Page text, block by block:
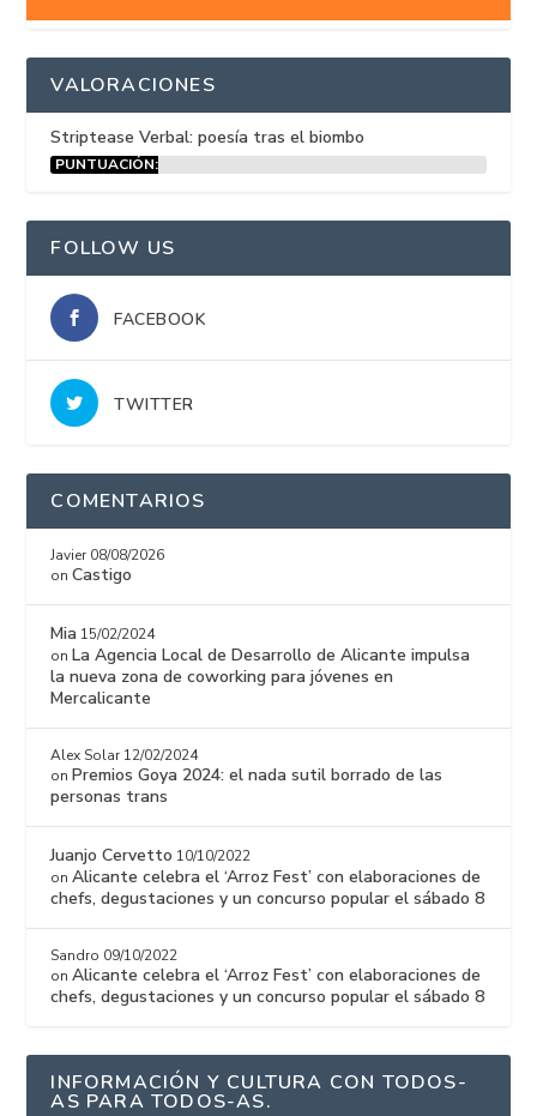
VALORACIONES
Striptease Verbal: poesía tras el biombo
PUNTUACIÓN:
FOLLOW US
FACEBOOK
TWITTER
COMENTARIOS
Javier 08/08/2026
onCastigo
Mia 15/02/2024
on La Agencia Local de Desarrollo de Alicante impulsa
la nueva zona de coworking para jóvenes en
Mercalicante
Alex Solar 12/02/2024
on Premios Goya 2024: el nada sutil borrado de las
personas trans
Juanjo Cervetto 10/10/2022
onAlicante celebra el ‘Arroz Fest’ con elaboraciones de
chefs, degustaciones y un concurso popular el sábado 8
Sandro 09/10/2022
onAlicante celebra el ‘Arroz Fest’ con elaboraciones de
chefs, degustaciones y un concurso popular el sábado 8
INFORMACIÓN Y CULTURA CON TODOS-
AS PARA TODOS-AS.